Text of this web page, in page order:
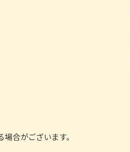
合がございます。